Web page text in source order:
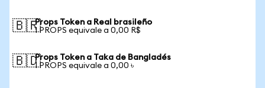
🇧🇷Props Token a Real brasileño
1 PROPS equivale a 0,00 R$
🇧🇩Props Token a Taka de Bangladés
1 PROPS equivale a 0,00 ৳